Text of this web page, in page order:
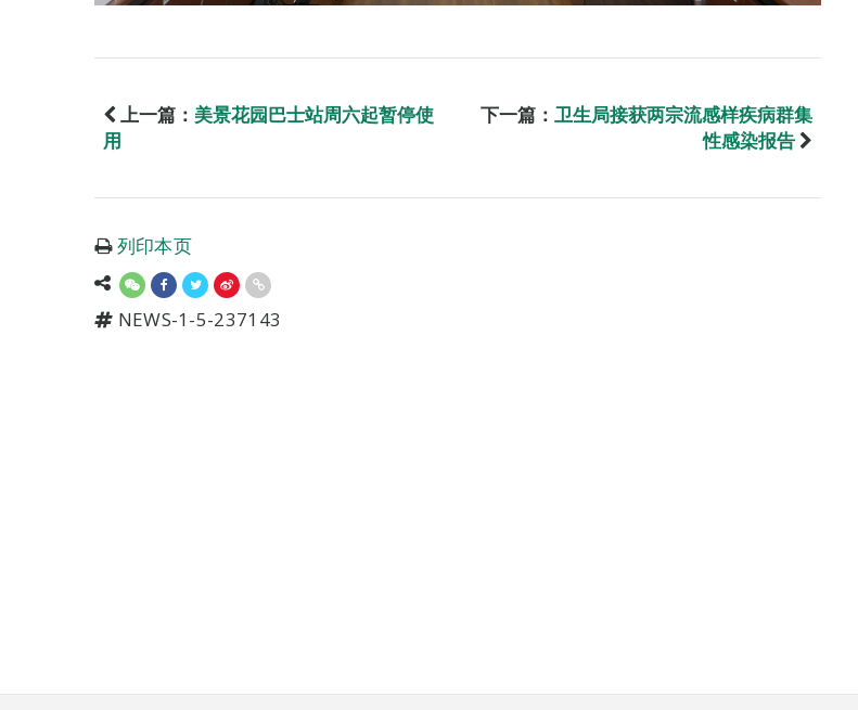
上一篇： 美景花园巴士站周六起暂停使
用
下一篇： 卫生局接获两宗流感样疾病群集
性感染报告
列印本页
NEWS-1-5-237143